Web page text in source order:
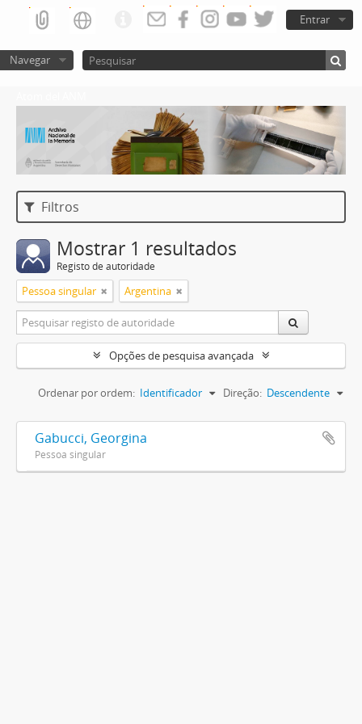
Entrar
Navegar
Filtros
Mostrar 1 resultados
Registo de autoridade
Pessoa singular Argentina
Opções de pesquisa avançada
Ordenar por ordem: Identificador Direção: Descendente
Gabucci, Georgina
Pessoa singular